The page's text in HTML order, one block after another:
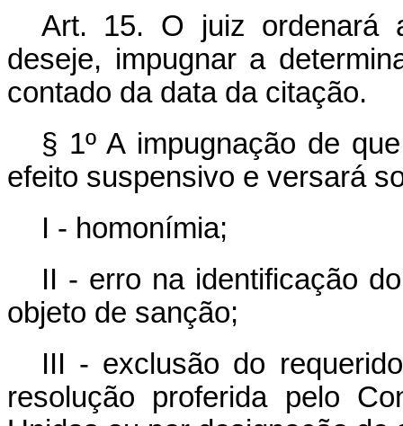
Art. 15. O juiz ordenará
deseje, impugnar a
contado da data da citação.
§ 1º A impugnação de
efeito suspensivo e versará
I - homonímia;
II - erro na identificação
objeto de sanção;
III - exclusão do
resolução proferida pelo